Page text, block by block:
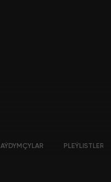
AÝDYMÇYLAR PLEÝLISTLER